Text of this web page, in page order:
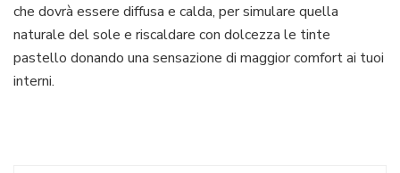
che dovrà essere diffusa e calda, per simulare quella
naturale del sole e riscaldare con dolcezza le tinte
pastello donando una sensazione di maggior comfort ai tuoi
interni.